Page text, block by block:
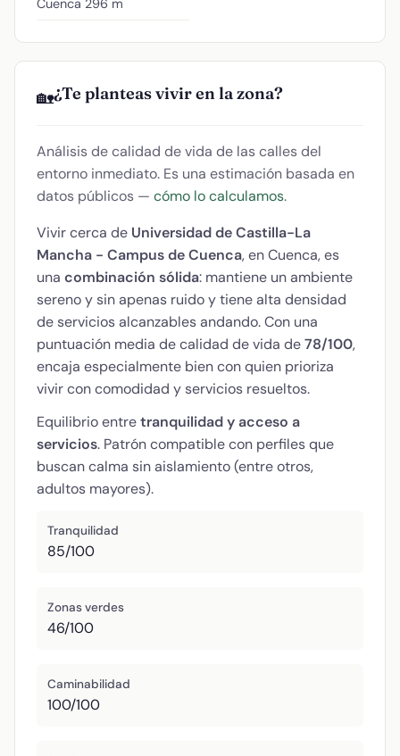
🏡¿Te planteas vivir en la zona?
Análisis de calidad de vida de las calles del
entorno inmediato. Es una estimación basada en
datos públicos — cómo lo calculamos.
Vivir cerca de Universidad de Castilla-La
Mancha - Campus de Cuenca, en Cuenca, es
una combinación sólida: mantiene un ambiente
sereno y sin apenas ruido y tiene alta densidad
de servicios alcanzables andando. Con una
puntuación media de calidad de vida de78/100,
encaja especialmente bien con quien prioriza
vivir con comodidad y servicios resueltos.
Equilibrio entretranquilidad y acceso a
servicios. Patrón compatible con perfiles que
buscan calma sin aislamiento (entre otros,
adultos mayores).
Tranquilidad
85/100
Zonas verdes
46/100
Caminabilidad
100/100